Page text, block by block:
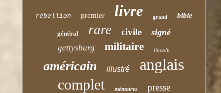
rébellion premier livre grand bible
général rare civile signé
gettysburg militaire lincoln
américain illustré anglais
complet mémoires presse